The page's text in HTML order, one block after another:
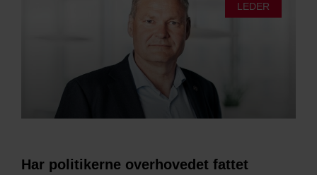
LEDER
Har politikerne overhovedet fattet